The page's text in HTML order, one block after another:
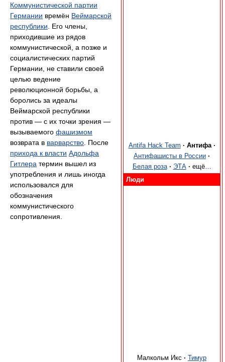
Antifa Hack Team · Антифа·
Антифашисты в России ·
Белая роза· ЭТА· ещё…
Люди
Малкольм Икс ·
Тимур
Коммунистической партии
Германии времён Веймарской
республики . Его члены,
приходившие из рядов
коммунистической, а позже и
социалистических партий
Германии, не ставили своей
целью ведение
революционной борьбы, а
боролись за идеалы
Веймарской республики
против — с их точки зрения —
вызываемого фашизмом
возврата в варварство . После
прихода к власти Адольфа
Гитлера термин вышел из
употребления и лишь иногда
использовался для
обозначения
коммунистического
сопротивления.